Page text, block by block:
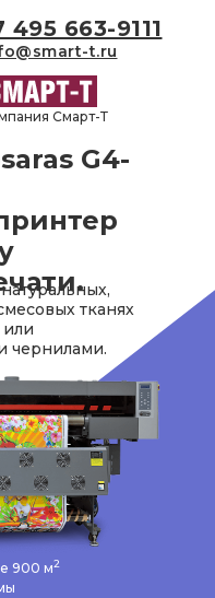
G4-
495 663-9111
t.ru
900 м2
Смарт-Т
тканях
чернилами.